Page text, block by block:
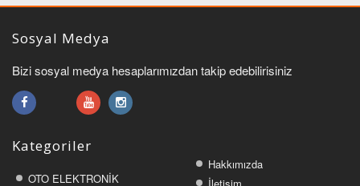
Sosyal Medya
Bizi sosyal medya hesaplarımızdan takip edebilirisiniz
Kategoriler
OTO ELEKTRONİK
Hakkımızda